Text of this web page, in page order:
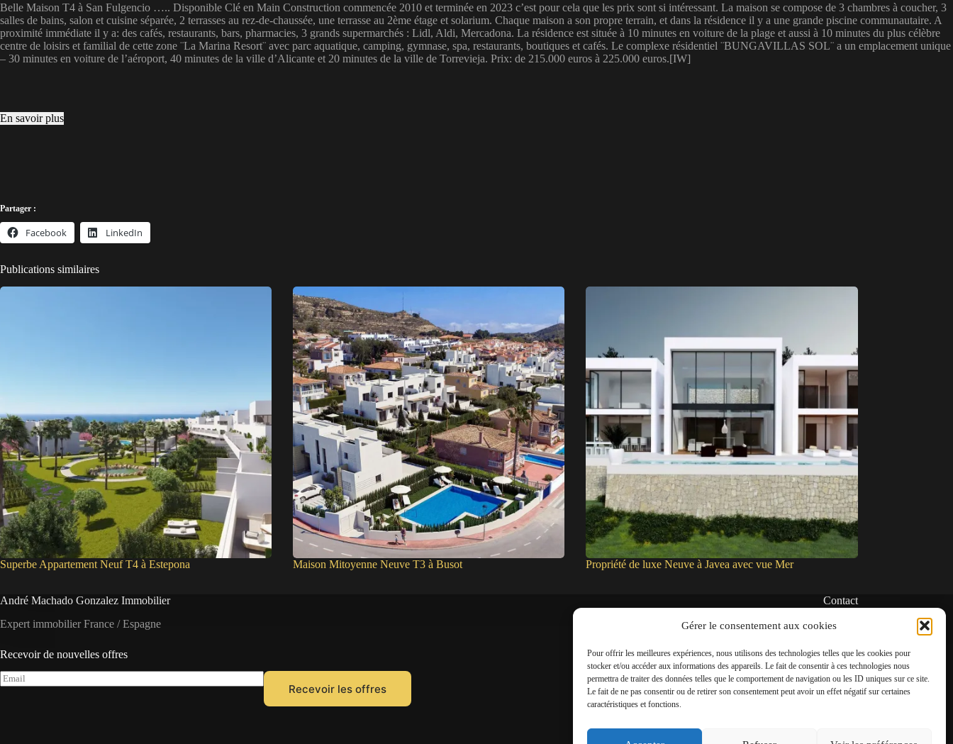
Gérer le consentement aux cookies
Pour offrir les meilleures expériences, nous utilisons des technologies telles que les cookies pour
stocker et/ou accéder aux informations des appareils. Le fait de consentir à ces technologies nous
permettra de traiter des données telles que le comportement de navigation ou les ID uniques sur ce site.
Le fait de ne pas consentir ou de retirer son consentement peut avoir un effet négatif sur certaines
caractéristiques et fonctions.
Belle Maison T4 à San Fulgencio ….. Disponible Clé en Main Construction commencée 2010 et terminée en 2023 c’est pour cela que les prix sont si intéressant. La maison se compose de 3 chambres à coucher, 3
salles de bains, salon et cuisine séparée, 2 terrasses au rez-de-chaussée, une terrasse au 2ème étage et solarium. Chaque maison a son propre terrain, et dans la résidence il y a une grande piscine communautaire. A
proximité immédiate il y a: des cafés, restaurants, bars, pharmacies, 3 grands supermarchés : Lidl, Aldi, Mercadona. La résidence est située à 10 minutes en voiture de la plage et aussi à 10 minutes du plus célèbre
centre de loisirs et familial de cette zone ¨La Marina Resort¨ avec parc aquatique, camping, gymnase, spa, restaurants, boutiques et cafés. Le complexe résidentiel ¨BUNGAVILLAS SOL¨ a un emplacement unique
– 30 minutes en voiture de l’aéroport, 40 minutes de la ville d’Alicante et 20 minutes de la ville de Torrevieja. Prix: de 215.000 euros à 225.000 euros.[IW]
En savoir plus
Partager :
Facebook LinkedIn
Publications similaires
Superbe Appartement Neuf T4 à Estepona Maison Mitoyenne Neuve T3 à Busot Propriété de luxe Neuve à Javea avec vue Mer
André Machado Gonzalez Immobilier
Expert immobilier France / Espagne
Recevoir de nouvelles offres
E
m
Recevoir les offres
Contact
✆06 22 39 73 24
✉contact@amgh-immobilier.com